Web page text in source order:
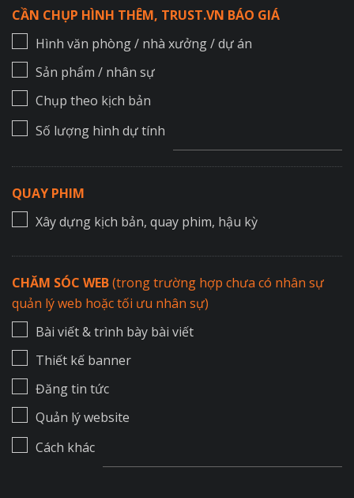
CẦN CHỤP HÌNH THÊM, TRUST.VN BÁO GIÁ
Hình văn phòng / nhà xưởng / dự án
Sản phẩm / nhân sự
Chụp theo kịch bản
Số lượng hình dự tính
QUAY PHIM
Xây dựng kịch bản, quay phim, hậu kỳ
CHĂM SÓC WEB(trong trường hợp chưa có nhân sự
quản lý web hoặc tối ưu nhân sự)
Bài viết & trình bày bài viết
Thiết kế banner
Đăng tin tức
Quản lý website
Cách khác